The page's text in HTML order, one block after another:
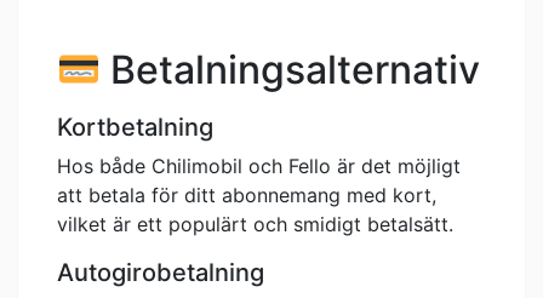
Betalningsalternativ
Kortbetalning
Hos både Chilimobil och Fello är det möjligt
att betala för ditt abonnemang med kort,
vilket är ett populärt och smidigt betalsätt.
Autogirobetalning